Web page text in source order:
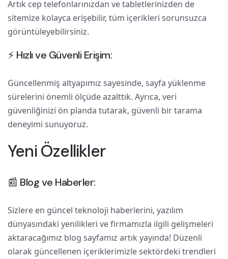
Artık cep telefonlarınızdan ve tabletlerinizden de
sitemize kolayca erişebilir, tüm içerikleri sorunsuzca
görüntüleyebilirsiniz.
⚡ Hızlı ve Güvenli Erişim:
Güncellenmiş altyapımız sayesinde, sayfa yüklenme
sürelerini önemli ölçüde azalttık. Ayrıca, veri
güvenliğinizi ön planda tutarak, güvenli bir tarama
deneyimi sunuyoruz.
Yeni Özellikler
📰 Blog ve Haberler:
Sizlere en güncel teknoloji haberlerini, yazılım
dünyasındaki yenilikleri ve firmamızla ilgili gelişmeleri
aktaracağımız blog sayfamız artık yayında! Düzenli
olarak güncellenen içeriklerimizle sektördeki trendleri